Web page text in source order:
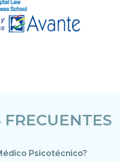
Psicotécnico?